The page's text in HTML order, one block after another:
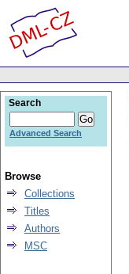
Search
Advanced Search
Browse
Collections
Titles
Authors
MSC